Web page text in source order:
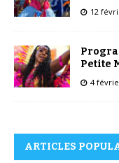
12
Petite
4
ARTICLES